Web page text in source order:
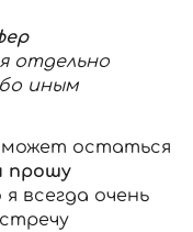
отдельно
иным
остаться
прошу
я всегда очень